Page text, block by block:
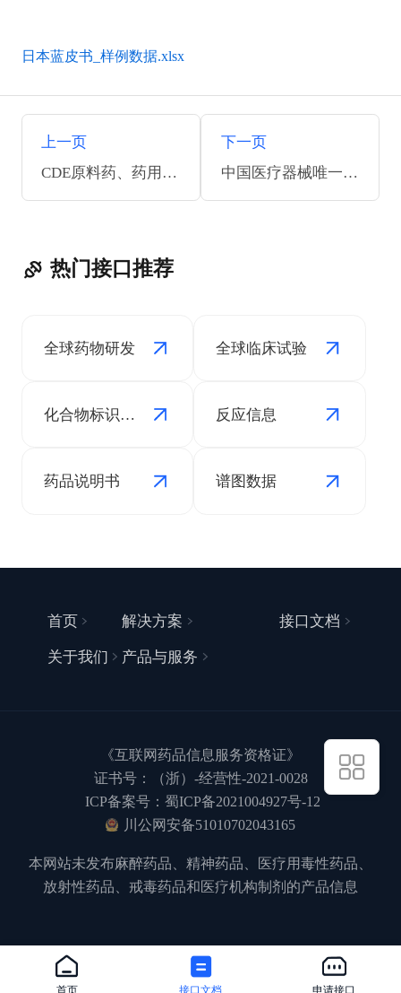
日本蓝皮书_样例数据.xlsx
上一页
CDE原料药、药用辅料和药包材登记信息
下一页
中国医疗器械唯一标识（UDI）
热门接口推荐
全球药物研发 全球临床试验
化合物标识信息 反应信息
药品说明书 谱图数据
首页 解决方案 接口文档
关于我们 产品与服务
《互联网药品信息服务资格证》
证书号：（浙）-经营性-2021-0028
ICP备案号：蜀ICP备2021004927号-12
川公网安备51010702043165
本网站未发布麻醉药品、精神药品、医疗用毒性药品、
放射性药品、戒毒药品和医疗机构制剂的产品信息
首页 接口文档 申请接口